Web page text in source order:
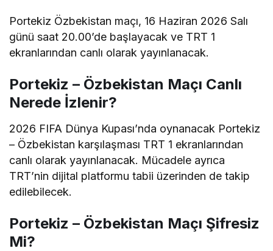
Portekiz Özbekistan maçı, 16 Haziran 2026 Salı
günü saat 20.00’de başlayacak ve TRT 1
ekranlarından canlı olarak yayınlanacak.
Portekiz – Özbekistan Maçı Canlı
Nerede İzlenir?
2026 FIFA Dünya Kupası’nda oynanacak Portekiz
– Özbekistan karşılaşması TRT 1 ekranlarından
canlı olarak yayınlanacak. Mücadele ayrıca
TRT’nin dijital platformu tabii üzerinden de takip
edilebilecek.
Portekiz – Özbekistan Maçı Şifresiz
Mi?